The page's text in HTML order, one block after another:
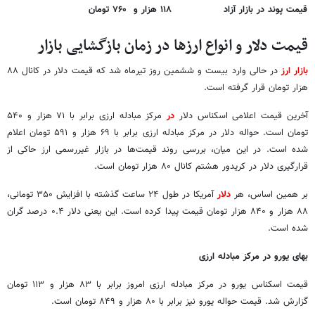
قیمت پوند در بازار آزاد ۱۱۸ هزار و ۷۶۰ تومان
قیمت دلار و انواع ارزها در زمان بازگشایی بازار
بازار ارز
در حالی وارد بیست و ششمین روز تیرماه شد که قیمت دلار در کانال ۸۸
هزار تومان قرار گرفته است.
آخرین قیمت اعلامی اسکناس دلار در
مرکز مبادله ارزی برابر با ۷۱ هزار و ۵۴۰
تومان است. حواله دلار در مرکز مبادله ارزی برابر با ۶۹ هزار و ۵۹۱ تومان اعلام
شده است. در این میان، بررسی روند قیمت‌ها در بازار غیررسمی ارز حاکی از
قرارگیری دلار در کریدور هشتم کانال ۸۰ هزار تومان است.
بر همین اساس، هر دلار
آمریکا در طول ۲۴ ساعت گذشته با افزایش ۳۵۰ تومانی،
۸۸ هزار و ۸۴۰ هزار تومان قیمت پیدا کرده است. این یعنی دلار ۰.۴ درصد گران
شده است.
بهای یورو در مرکز مبادله ارزی
قیمت اسکناس یورو در مرکز مبادله ارزی امروز برابر با ۸۳ هزار و ۱۱۳ تومان
گزارش شد. قیمت حواله یورو نیز برابر با ۸۰ هزار و ۸۴۹ تومان است.